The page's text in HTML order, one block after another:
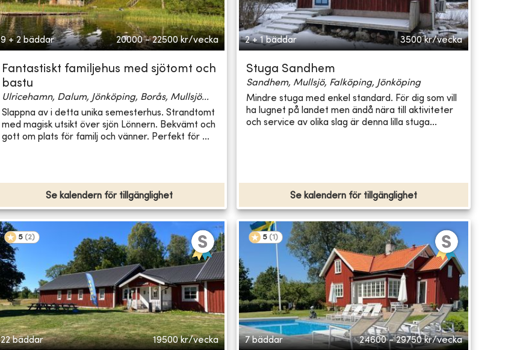
9 + 2 bäddar 20000 - 22500 kr/vecka
Fantastiskt familjehus med sjötomt och
bastu
Ulricehamn, Dalum, Jönköping, Borås, Mullsjö...
Slappna av i detta unika semesterhus. Strandtomt
med magisk utsikt över sjön Lönnern. Bekvämt och
gott om plats för familj och vänner. Perfekt för ...
Se kalendern för tillgänglighet
2 + 1 bäddar 3500 kr/vecka
Stuga Sandhem
Sandhem, Mullsjö, Falköping, Jönköping
Mindre stuga med enkel standard. För dig som vill
ha lugnet på landet men ändå nära till aktiviteter
och service av olika slag är denna lilla stuga...
Se kalendern för tillgänglighet
5 (2)
22 bäddar 19500 kr/vecka
5 (1 )
7 bäddar 24600 - 29750 kr/vecka